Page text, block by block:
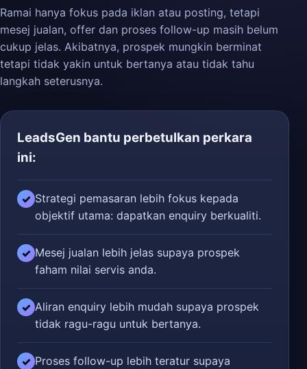
Ramai hanya fokus pada iklan atau posting, tetapi
mesej jualan, offer dan proses follow-up masih belum
cukup jelas. Akibatnya, prospek mungkin berminat
tetapi tidak yakin untuk bertanya atau tidak tahu
langkah seterusnya.
LeadsGen bantu perbetulkan perkara
ini:
✓ Strategi pemasaran lebih fokus kepada
objektif utama: dapatkan enquiry berkualiti.
✓ Mesej jualan lebih jelas supaya prospek
faham nilai servis anda.
✓ Aliran enquiry lebih mudah supaya prospek
tidak ragu-ragu untuk bertanya.
✓ Proses follow-up lebih teratur supaya